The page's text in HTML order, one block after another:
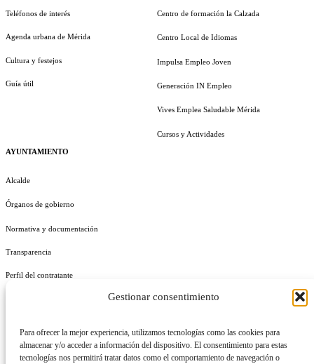
Gestionar consentimiento
Para ofrecer la mejor experiencia, utilizamos tecnologías como las cookies para
almacenar y/o acceder a información del dispositivo. El consentimiento para estas
tecnologías nos permitirá tratar datos como el comportamiento de navegación o
Teléfonos de interés
Agenda urbana de Mérida
Cultura y festejos
Guía útil
AYUNTAMIENTO
Alcalde
Órganos de gobierno
Normativa y documentación
Transparencia
Perfil del contratante
Centro de formación la Calzada
Centro Local de Idiomas
Impulsa Empleo Joven
Generación IN Empleo
Vives Emplea Saludable Mérida
Cursos y Actividades